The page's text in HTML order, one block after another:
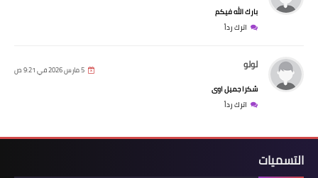
بارك الله فيكم
اترك رداً
لولو 5 مارس 2026 في 9:21 ص
شكرا جميل اوى
اترك رداً
التسميات